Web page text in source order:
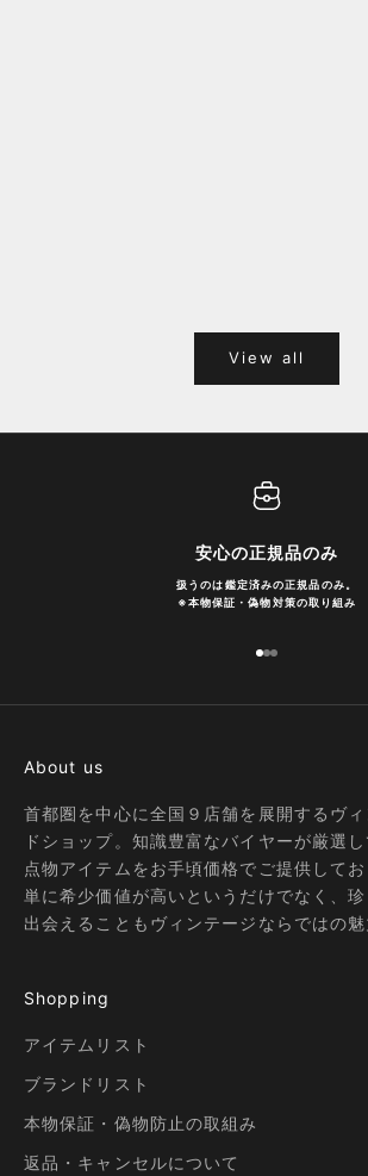
View all
安心の正規品のみ
扱うのは鑑定済みの正規品のみ。
※本物保証・偽物対策の取り組み
I18n Error:
I18n Error:
I18n Error:
About us
首都圏を中心に全国９店舗を展開するヴ
ドショップ。知識豊富なバイヤーが厳選し
点物アイテムをお手頃価格でご提供してお
単に希少価値が高いというだけでなく、
出会えることもヴィンテージならではの魅
Shopping
アイテムリスト
ブランドリスト
本物保証・偽物防止の取組み
返品・キャンセルについて